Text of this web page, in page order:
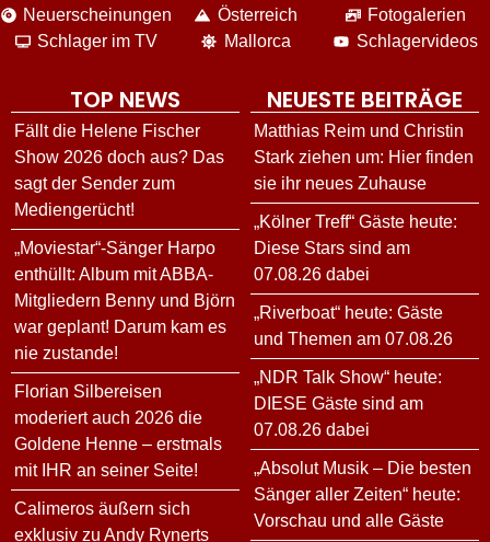
Neuerscheinungen
Schlager im TV
Österreich
Mallorca
Fotogalerien
Schlagervideos
TOP NEWS
Fällt die Helene Fischer
Show 2026 doch aus? Das
sagt der Sender zum
Mediengerücht!
„Moviestar“-Sänger Harpo
enthüllt: Album mit ABBA-
Mitgliedern Benny und Björn
war geplant! Darum kam es
nie zustande!
Florian Silbereisen
moderiert auch 2026 die
Goldene Henne – erstmals
mit IHR an seiner Seite!
Calimeros äußern sich
exklusiv zu Andy Rynerts
NEUESTE BEITRÄGE
Matthias Reim und Christin
Stark ziehen um: Hier finden
sie ihr neues Zuhause
„Kölner Treff“ Gäste heute:
Diese Stars sind am
07.08.26 dabei
„Riverboat“ heute: Gäste
und Themen am 07.08.26
„NDR Talk Show“ heute:
DIESE Gäste sind am
07.08.26 dabei
„Absolut Musik – Die besten
Sänger aller Zeiten“ heute:
Vorschau und alle Gäste